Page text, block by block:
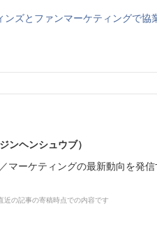
ンズとファンマーケティングで
ンヘンシュウブ）
マーケティングの最新動向を発
近の記事の寄稿時点での内容です